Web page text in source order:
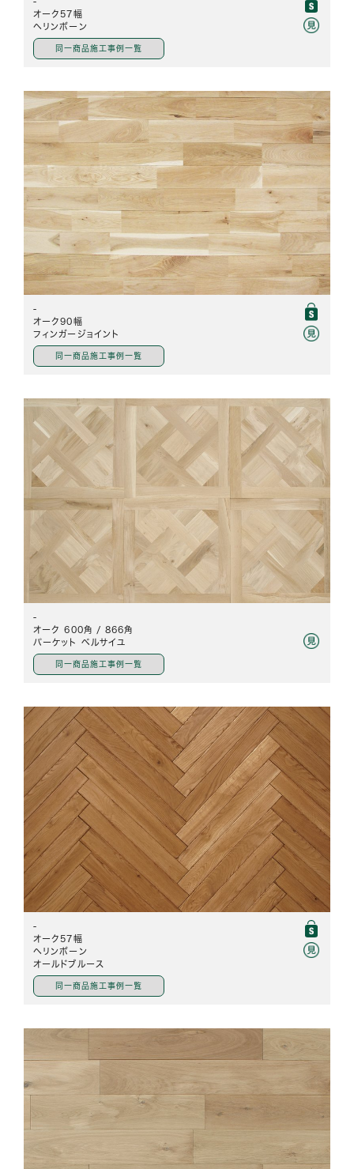
オーク57幅
ヘリンボーン
同一商品施工事例一覧
-
オーク90幅
フィンガージョイント
同一商品施工事例一覧
-
オーク 600角 / 866角
パーケット ベルサイユ
同一商品施工事例一覧
-
オーク57幅
ヘリンボーン
オールドブルース
同一商品施工事例一覧